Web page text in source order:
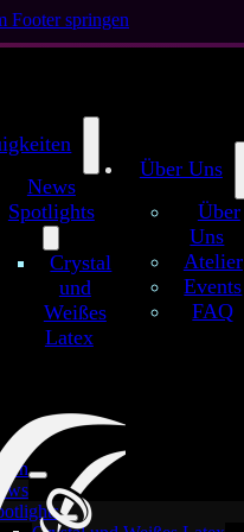
Footer springen
News
Spotlights
Crystal
und
Weißes
Latex
Über Uns
Über
Uns
Atelier
Events
FAQ